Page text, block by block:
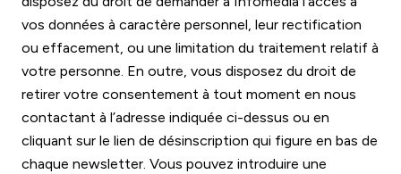
vos données à caractère personnel, leur rectification
ou effacement, ou une limitation du traitement relatif à
votre personne. En outre, vous disposez du droit de
retirer votre consentement à tout moment en nous
contactant à l’adresse indiquée ci-dessus ou en
cliquant sur le lien de désinscription qui figure en bas de
chaque newsletter. Vous pouvez introduire une